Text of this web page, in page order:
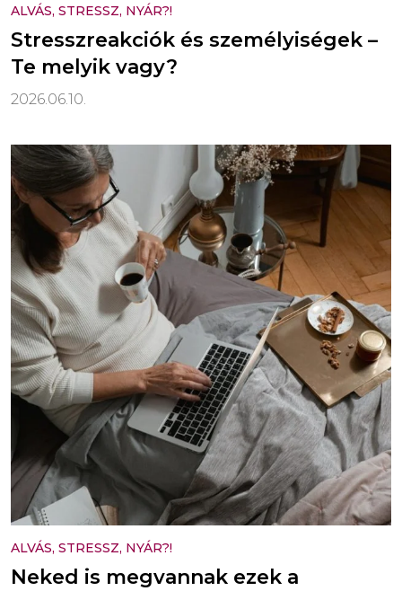
ALVÁS, STRESSZ, NYÁR?!
Stresszreakciók és személyiségek –
Te melyik vagy?
2026.06.10.
ALVÁS, STRESSZ, NYÁR?!
Neked is megvannak ezek a